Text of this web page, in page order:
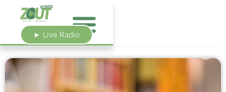
► Live Radio